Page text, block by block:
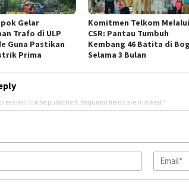
Gelar
Trafo di ULP
Guna Pastikan
Prima
Komitmen Telkom Melalui
CSR: Pantau Tumbuh
Kembang 46 Batita di
Selama 3 Bulan
will not be published. Required fields are marked *